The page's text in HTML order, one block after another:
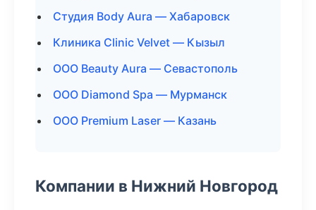
Студия Body Aura — Хабаровск
Клиника Clinic Velvet — Кызыл
ООО Beauty Aura — Севастополь
ООО Diamond Spa — Мурманск
ООО Premium Laser — Казань
Компании в Нижний Новгород